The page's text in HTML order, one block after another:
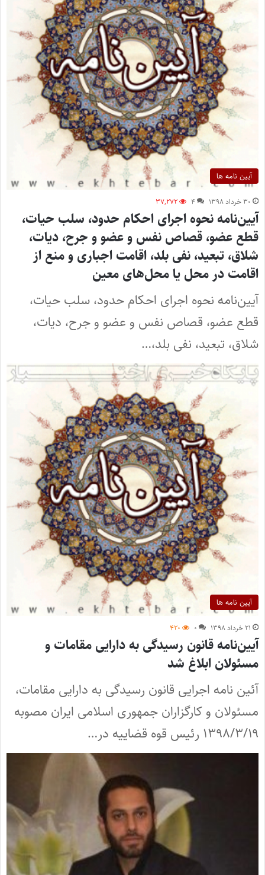
آیین نامه ها
۳۰ خرداد ۱۳۹۸ ۴ ۳۷,۲۷۲
آیین‌نامه نحوه اجرای احکام حدود، سلب حیات،
قطع عضو، قصاص نفس و عضو و جرح، دیات،
شلاق، تبعید، نفی بلد، اقامت اجباری و منع از
اقامت در محل یا محل‌های معین
آیین‌نامه نحوه اجرای احکام حدود، سلب حیات،
قطع عضو، قصاص نفس و عضو و جرح، دیات،
شلاق، تبعید، نفی بلد،…
آیین نامه ها
۲۱ خرداد ۱۳۹۸ ۰ ۴۲۰
آیین‌نامه قانون رسیدگی به دارایی مقامات و
مسئولان ابلاغ شد
آئین نامه اجرایی قانون رسیدگی به دارایی مقامات،
مسئولان و کارگزاران جمهوری اسلامی ایران مصوبه
۱۳۹۸/۳/۱۹ رئیس قوه قضاییه در…